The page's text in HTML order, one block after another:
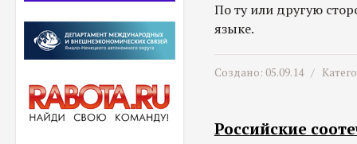
По ту или другую
языке.
Создано: 05.09.14 /
Российские